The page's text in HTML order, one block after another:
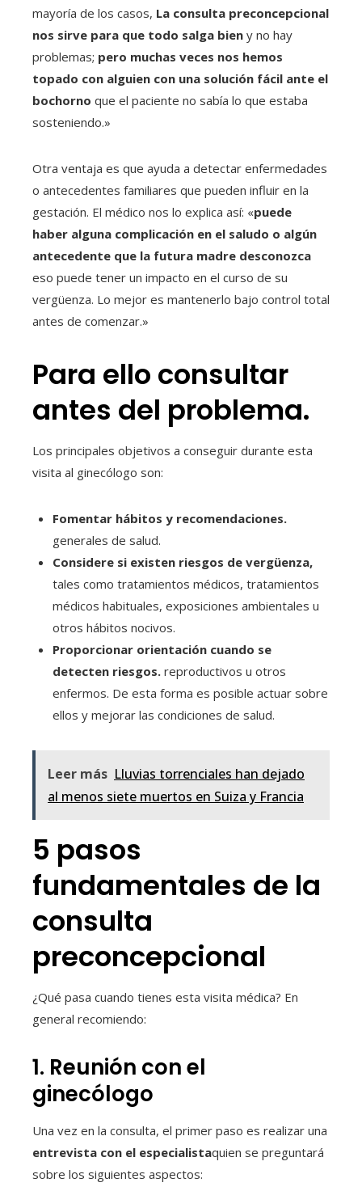
mayoría de los casos, La consulta preconcepcional
nos sirve para que todo salga bien y no hay
problemas; pero muchas veces nos hemos
topado con alguien con una solución fácil ante el
bochorno que el paciente no sabía lo que estaba
sosteniendo.»
Otra ventaja es que ayuda a detectar enfermedades
o antecedentes familiares que pueden influir en la
gestación. El médico nos lo explica así: «puede
haber alguna complicación en el saludo o algún
antecedente que la futura madre desconozca
eso puede tener un impacto en el curso de su
vergüenza. Lo mejor es mantenerlo bajo control total
antes de comenzar.»
Para ello consultar
antes del problema.
Los principales objetivos a conseguir durante esta
visita al ginecólogo son:
Fomentar hábitos y recomendaciones.
generales de salud.
Considere si existen riesgos de vergüenza,
tales como tratamientos médicos, tratamientos
médicos habituales, exposiciones ambientales u
otros hábitos nocivos.
Proporcionar orientación cuando se
detecten riesgos. reproductivos u otros
enfermos. De esta forma es posible actuar sobre
ellos y mejorar las condiciones de salud.
Leer más Lluvias torrenciales han dejado
al menos siete muertos en Suiza y Francia
5 pasos
fundamentales de la
consulta
preconcepcional
¿Qué pasa cuando tienes esta visita médica? En
general recomiendo:
1. Reunión con el
ginecólogo
Una vez en la consulta, el primer paso es realizar una
entrevista con el especialistaquien se preguntará
sobre los siguientes aspectos: